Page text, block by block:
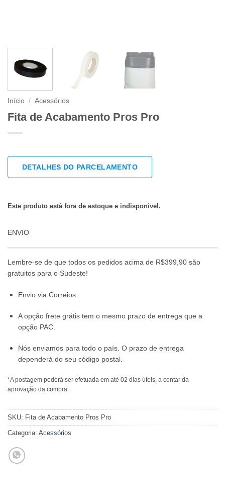
Início / Acessórios
Fita de Acabamento Pros Pro
DETALHES DO PARCELAMENTO
Este produto está fora de estoque e indisponível.
ENVIO
Lembre-se de que todos os pedidos acima de R$399,90 são
gratuitos para o Sudeste!
Envio via Correios.
A opção frete grátis tem o mesmo prazo de entrega que a
opção PAC.
Nós enviamos para todo o país. O prazo de entrega
dependerá do seu código postal.
*A postagem poderá ser efetuada em até 02 dias úteis, a contar da
aprovação da compra.
SKU: Fita de Acabamento Pros Pro
Categoria: Acessórios